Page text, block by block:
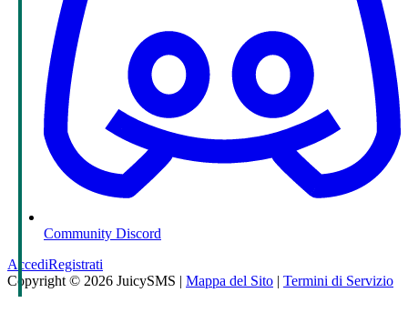
Community Discord
AccediRegistrati
Copyright © 2026 JuicySMS | Mappa del Sito | Termini di Servizio
We use cookies to personalise content, ads and to analyse our traffic.
We also share information about your use of our site with our
advertising and analytics partners who may combine it with other
information that you’ve provided to them or that they’ve collected
from your use of their services.
Read more
STRICTLY NECESSARY
PERFORMANCE
TARGETING
UNCLASSIFIED
SHOW DETAILS